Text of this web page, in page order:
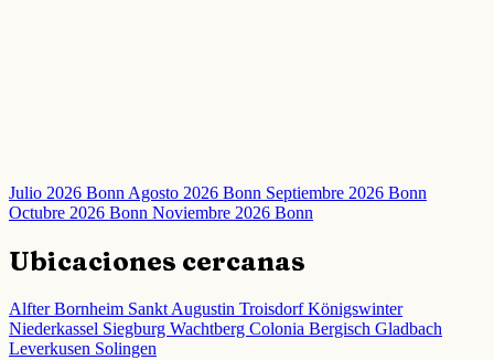
Julio 2026 BonnAgosto 2026 Bonn Septiembre 2026 Bonn
Octubre 2026 Bonn Noviembre 2026 Bonn
Ubicaciones cercanas
AlfterBornheim Sankt Augustin TroisdorfKönigswinter
Niederkassel Siegburg Wachtberg Colonia Bergisch Gladbach
Leverkusen Solingen